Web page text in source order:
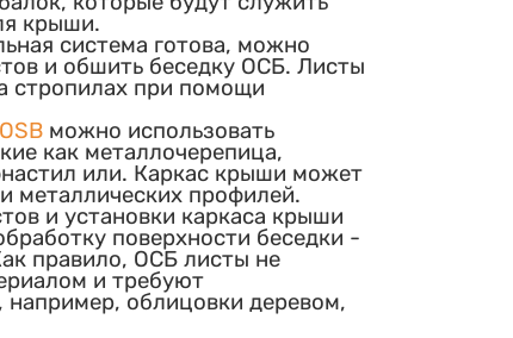
крыши.
система готова, можно
и обшить беседку ОСБ. Листы
стропилах при помощи
OSB можно использовать
как металлочерепица,
или. Каркас крыши может
металлических профилей.
и установки каркаса крыши
поверхности беседки -
правило, ОСБ листы не
и требуют
например, облицовки деревом,